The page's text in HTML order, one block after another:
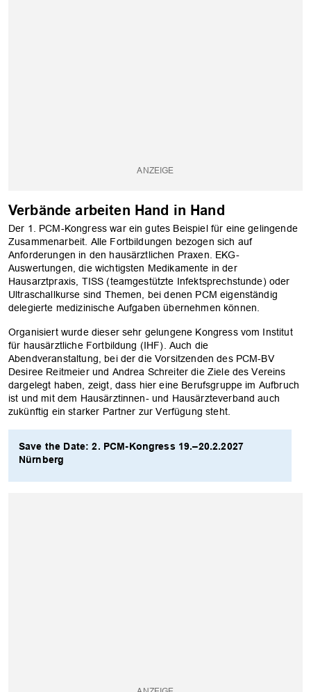
Verbände arbeiten Hand in Hand
Der 1. PCM-Kongress war ein gutes Beispiel für eine gelingende
Zusammenarbeit. Alle Fortbildungen bezogen sich auf
Anforderungen in den hausärztlichen Praxen. EKG-
Auswertungen, die wichtigsten Medikamente in der
Hausarztpraxis, TISS (teamgestützte Infektsprechstunde) oder
Ultraschallkurse sind Themen, bei denen PCM eigenständig
delegierte medizinische Aufgaben übernehmen können.
Organisiert wurde dieser sehr gelungene Kongress vom Institut
für hausärztliche Fortbildung (IHF). Auch die
Abendveranstaltung, bei der die Vorsitzenden des PCM-BV
Desiree Reitmeier und Andrea Schreiter die Ziele des Vereins
dargelegt haben, zeigt, dass hier eine Berufsgruppe im Aufbruch
ist und mit dem Hausärztinnen- und Hausärzteverband auch
zukünftig ein starker Partner zur Verfügung steht.
Save the Date: 2. PCM-Kongress 19.–20.2.2027
Nürnberg